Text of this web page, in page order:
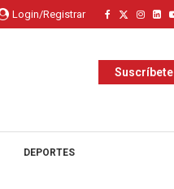
Login/Registrar
Suscríbete
DEPORTES